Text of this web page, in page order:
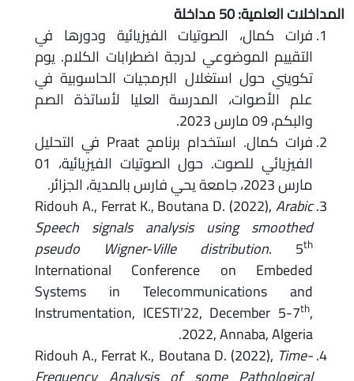
المداخلات العلمية: 50 مداخلة
فرات كمال، الصوتيات الفيزيائية ودورها في
التقييم الموضوعي لدرجة اضطرابات الكلام. يوم
تكويني حول استغلال البرمجيات الحاسوبية في
علم الأصوات، المدرسة العليا لأساتذة الصم
والبكم، 09 مارس 2023.
فرات كمال. استخدام برنامج Praat في التحليل
الفيزيائي للصوت. حول الصوتيات الفيزيائية، 01
مارس 2023، جامعة يحي فارس بالمدية، الجزائر.
Ridouh A., Ferrat K., Boutana D. (2022),Arabic
Speech signals analysis using smoothed
pseudo Wigner-Ville distribution
. 5
International Conference on Embeded
Systems in Telecommunications and
Instrumentation, ICESTI’22, December 5-7
2022, Annaba, Algeria.
Ridouh A., Ferrat K., Boutana D. (2022),Time-